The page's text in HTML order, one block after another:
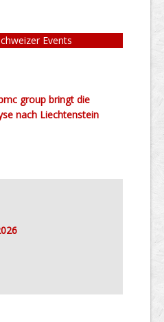
Events
group bringt die
nach Liechtenstein